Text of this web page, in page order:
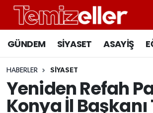
GÜNDEM SİYASET ASAYİŞ
HABERLER SİYASET
Yeniden Refah
Konya İl
CANLI YAYIN
ASAYİŞ
Hava Durumu
Süper Lig Puan Durumu ve